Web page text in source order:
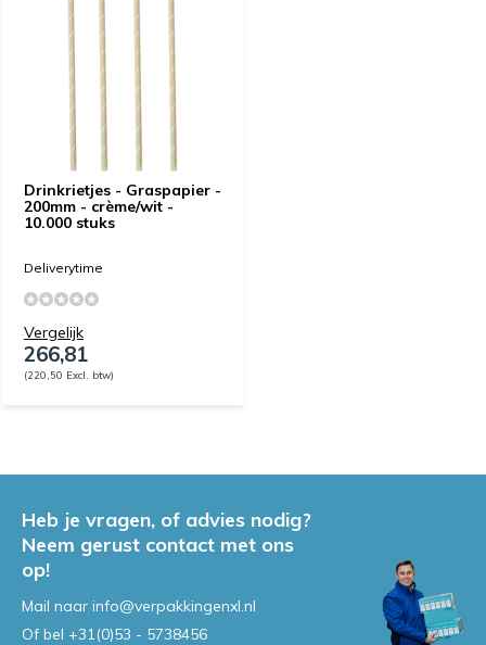
Drinkrietjes - Graspapier -
200mm - crème/wit -
10.000 stuks
Deliverytime
Vergelijk
266,81
(220,50 Excl. btw)
Heb je vragen, of advies nodig?
Neem gerust contact met ons
op!
Mail naar info@verpakkingenxl.nl
Of bel +31(0)53 - 5738456